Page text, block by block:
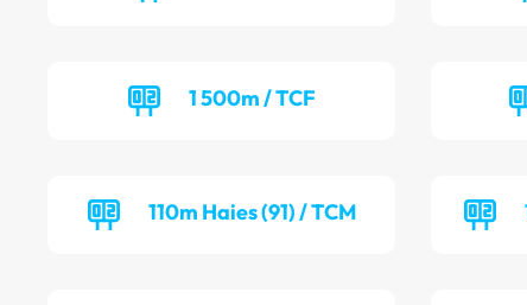
1 500m / TCF
110m Haies (91) / TCM